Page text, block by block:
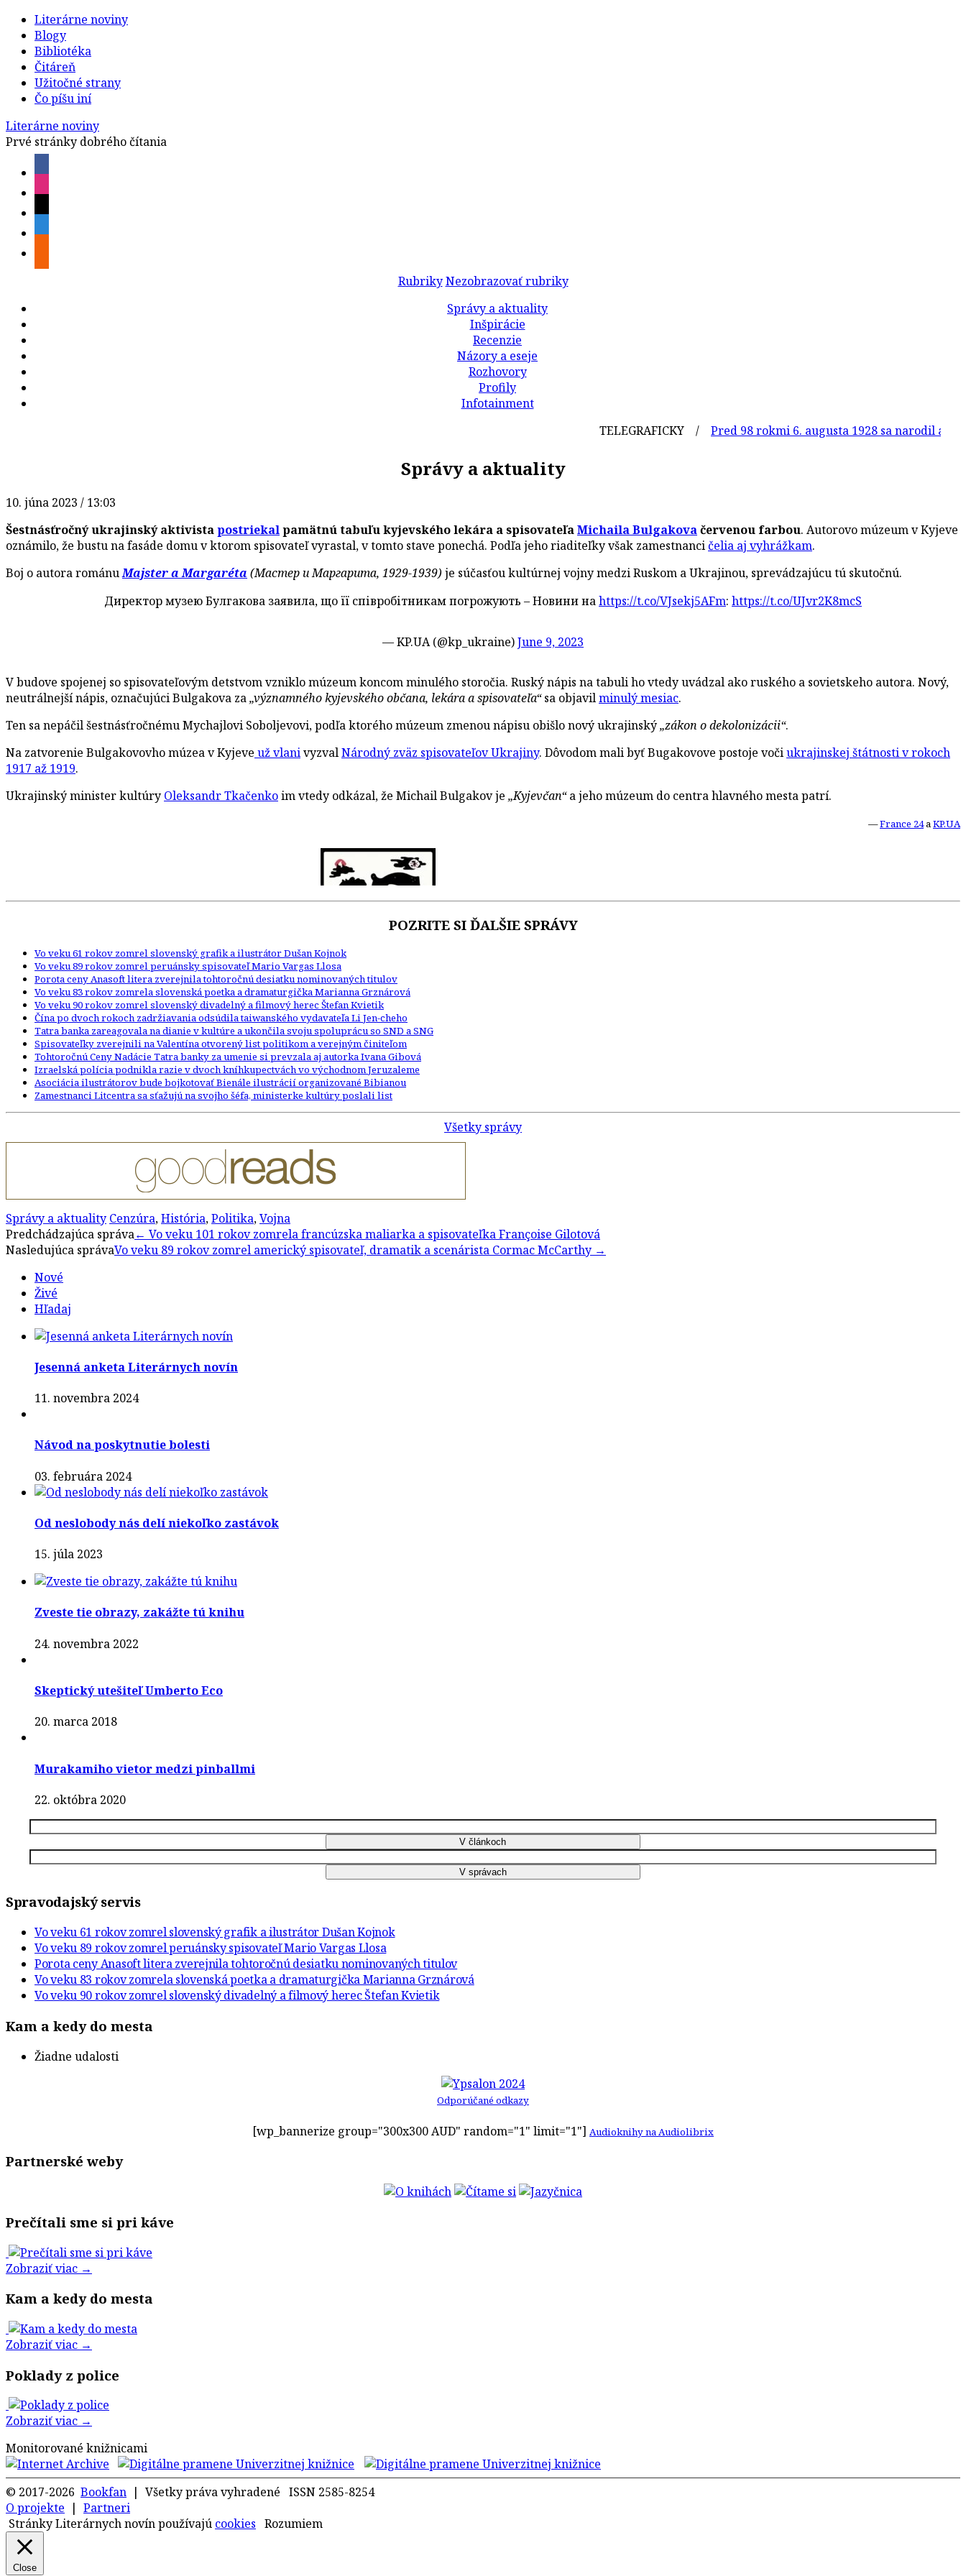
Literárne noviny
Blogy
Bibliotéka
Čitáreň
Užitočné strany
Čo píšu iní
Literárne noviny
Prvé stránky dobrého čítania
Rubriky Nezobrazovať rubriky
Správy a aktuality
Inšpirácie
Recenzie
Názory a eseje
Rozhovory
Profily
Infotainment
TELEGRAFICKY /Pred 98 rokmi 6. augusta 1928 sa narodil
Správy a aktuality
10. júna 2023 / 13:03
Šestnásťročný ukrajinský aktivistapostriekalpamätnú tabuľu kyjevského lekára a spisovateľaMichaila Bulgakovačervenou farbou. Autorovo múzeum v Kyjeve
oznámilo, že bustu na fasáde domu v ktorom spisovateľ vyrastal, v tomto stave ponechá. Podľa jeho riaditeľky však zamestnancičelia aj vyhrážkam.
Boj o autora románuMajster a Margaréta (Мастер и Маргарита, 1929-1939) je súčasťou kultúrnej vojny medzi Ruskom a Ukrajinou, sprevádzajúcu tú skutočnú.
Директор музею Булгакова заявила, що її співробітникам погрожують – Новини наhttps://t.co/VJsekj5AFm: https://t.co/UJvr2K8mcS
— KP.UA (@kp_ukraine)June 9, 2023
V budove spojenej so spisovateľovým detstvom vzniklo múzeum koncom minulého storočia. Ruský nápis na tabuli ho vtedy uvádzal ako ruského a sovietskeho autora. Nový,
neutrálnejší nápis, označujúci Bulgakova za„významného kyjevského občana, lekára a spisovateľa“sa objavilminulý mesiac.
Ten sa nepáčil šestnásťročnému Mychajlovi Soboljevovi, podľa ktorého múzeum zmenou nápisu obišlo nový ukrajinský„zákon o dekolonizácii“.
Na zatvorenie Bulgakovovho múzea v Kyjeve už vlanivyzvalNárodný zväz spisovateľov Ukrajiny. Dôvodom mali byť Bugakovove postoje vočiukrajinskej štátnosti v rokoch
1917 až 1919.
Ukrajinský minister kultúry Oleksandr Tkačenkoim vtedy odkázal, že Michail Bulgakov je „Kyjevčan“a jeho múzeum do centra hlavného mesta patrí.
—France 24aKP.UA
POZRITE SI ĎALŠIE SPRÁVY
Vo veku 61 rokov zomrel slovenský grafik a ilustrátor Dušan Kojnok
Vo veku 89 rokov zomrel peruánsky spisovateľ Mario Vargas Llosa
Porota ceny Anasoft litera zverejnila tohtoročnú desiatku nominovaných titulov
Vo veku 83 rokov zomrela slovenská poetka a dramaturgička Marianna Grznárová
Vo veku 90 rokov zomrel slovenský divadelný a filmový herec Štefan Kvietik
Čína po dvoch rokoch zadržiavania odsúdila taiwanského vydavateľa Li Jen-cheho
Tatra banka zareagovala na dianie v kultúre a ukončila svoju spoluprácu so SND a SNG
Spisovateľky zverejnili na Valentína otvorený list politikom a verejným činiteľom
Tohtoročnú Ceny Nadácie Tatra banky za umenie si prevzala aj autorka Ivana Gibová
Izraelská polícia podnikla razie v dvoch kníhkupectvách vo východnom Jeruzaleme
Asociácia ilustrátorov bude bojkotovať Bienále ilustrácií organizované Bibianou
Zamestnanci Litcentra sa sťažujú na svojho šéfa, ministerke kultúry poslali list
Všetky správy
Správy a aktuality Cenzúra,História,Politika,Vojna
Post
navigation
Predchádzajúca správa← Vo veku 101 rokov zomrela francúzska maliarka a spisovateľka Françoise Gilotová
Nasledujúca správaVo veku 89 rokov zomrel americký spisovateľ, dramatik a scenárista Cormac McCarthy →
Nové
Živé
Hľadaj
Jesenná anketa Literárnych novín
11. novembra 2024
Návod na poskytnutie bolesti
03. februára 2024
Od neslobody nás delí niekoľko zastávok
15. júla 2023
Zveste tie obrazy, zakážte tú knihu
24. novembra 2022
Skeptický utešiteľ Umberto Eco
20. marca 2018
Murakamiho vietor medzi pinballmi
22. októbra 2020
Spravodajský servis
Vo veku 61 rokov zomrel slovenský grafik a ilustrátor Dušan Kojnok
Vo veku 89 rokov zomrel peruánsky spisovateľ Mario Vargas Llosa
Porota ceny Anasoft litera zverejnila tohtoročnú desiatku nominovaných titulov
Vo veku 83 rokov zomrela slovenská poetka a dramaturgička Marianna Grznárová
Vo veku 90 rokov zomrel slovenský divadelný a filmový herec Štefan Kvietik
Kam a kedy do mesta
Žiadne udalosti
Odporúčané odkazy
[wp_bannerize group="300x300 AUD" random="1" limit="1"] Audioknihy na Audiolibrix
Partnerské weby
Prečítali sme si pri káve
Zobraziť viac →
Kam a kedy do mesta
Zobraziť viac →
Poklady z police
Zobraziť viac →
Monitorované knižnicami
© 2017-2026 Bookfan | Všetky práva vyhradené ISSN 2585-8254
O projekte | Partneri
Stránky Literárnych novín používajú cookies Rozumiem
Close